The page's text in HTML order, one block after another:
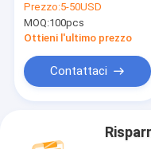
MCB del quadro di
distribuzione
dell'ABS MCB 7 ha
Prezzo:5-50USD
MOQ:100pcs
Ottieni l'ultimo prezzo
Contattaci